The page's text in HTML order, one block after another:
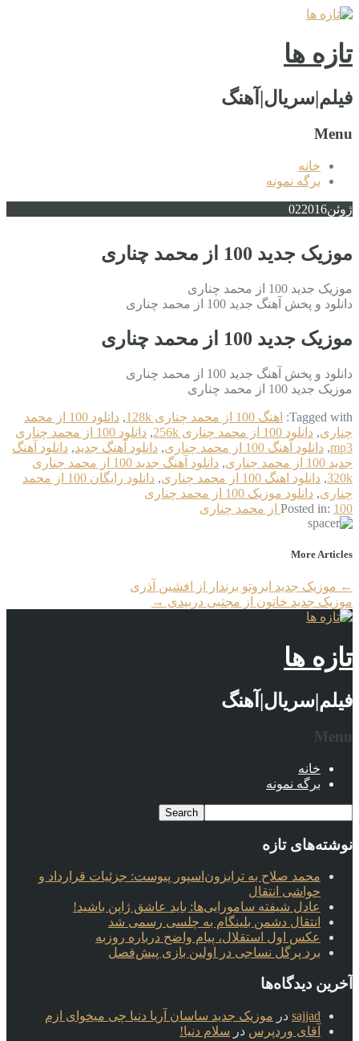
تازه ها
فیلم|سریال|آهنگ
Menu
خانه
برگه نمونه
ژوئن 022016
موزیک جدید 100 از محمد چناری
موزیک جدید 100 از محمد چناری
دانلود و پخش آهنگ جدید 100 از محمد چناری
موزیک جدید 100 از محمد چناری
دانلود و پخش آهنگ جدید 100 از محمد چناری
موزیک جدید 100 از محمد چناری
Tagged with: اهنگ 100 از محمد چناری 128k ,
دانلود 100 از محمد
چناری, دانلود 100 از محمد چناری 256k ,
دانلود 100 از محمد چناری
mp3
, دانلود آهنگ 100 از محمد چناری , دانلود آهنگ جدید, دانلود آهنگ
جدید 100 از محمد چناری
,
دانلود آهنگ جدید 100 از محمد چناری
320k
, دانلود اهنگ 100 از محمد چناری ,
دانلود رایگان 100 از محمد
چناری, دانلود موزیک 100 از محمد چناری
Posted in: 100 از محمد چناری
More Articles
← موزیک جدید ابروتو برندار از افشین آذری
موزیک جدید خاتون از مجتبی دربیدی →
تازه ها
فیلم|سریال|آهنگ
Menu
خانه
برگه نمونه
نوشته‌های تازه
محمد صلاح به ترابزون‌اسپور پیوست: جزئیات قرارداد و
حواشی انتقال
عادل شیفته سامورایی‌ها: باید عاشق ژاپن باشید!
انتقال دشمن بلینگام به چلسی رسمی شد
عکس اول استقلال، پیام واضح درباره روزبه
برد پرگل نساجی در اولین بازی پیش‌فصل
آخرین دیدگاه‌ها
sajjad در موزیک جدید ساسان آریا دنیا چی میخوای ازم
آقای وردپرس در سلام دنیا!